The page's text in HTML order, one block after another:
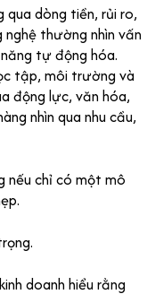
qua dòng tiền, rủi ro,
thường nhìn vấn
tự động hóa.
tập, môi trường và
động lực, văn hóa,
nhìn qua nhu cầu,
nếu chỉ có một mô
doanh hiểu rằng